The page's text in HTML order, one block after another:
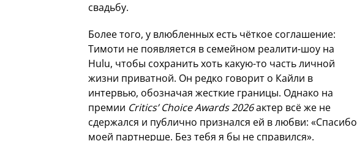
свадьбу.
Более того, у влюбленных есть чёткое соглашение:
Тимоти не появляется в семейном реалити-шоу на
Hulu, чтобы сохранить хоть какую-то часть личной
жизни приватной. Он редко говорит о Кайли в
интервью, обозначая жесткие границы. Однако на
премии Critics’ Choice Awards 2026актер всё же не
сдержался и публично признался ей в любви: «Спасибо
моей партнерше. Без тебя я бы не справился».